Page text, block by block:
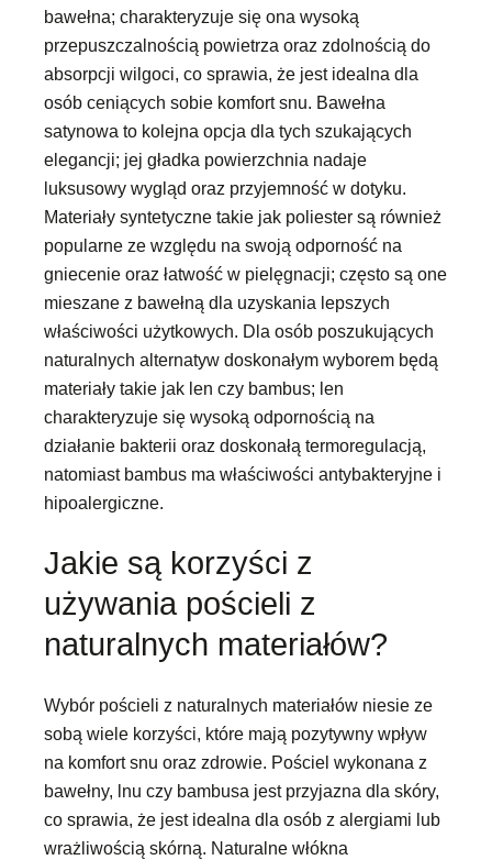
bawełna; charakteryzuje się ona wysoką
przepuszczalnością powietrza oraz zdolnością do
absorpcji wilgoci, co sprawia, że jest idealna dla
osób ceniących sobie komfort snu. Bawełna
satynowa to kolejna opcja dla tych szukających
elegancji; jej gładka powierzchnia nadaje
luksusowy wygląd oraz przyjemność w dotyku.
Materiały syntetyczne takie jak poliester są również
popularne ze względu na swoją odporność na
gniecenie oraz łatwość w pielęgnacji; często są one
mieszane z bawełną dla uzyskania lepszych
właściwości użytkowych. Dla osób poszukujących
naturalnych alternatyw doskonałym wyborem będą
materiały takie jak len czy bambus; len
charakteryzuje się wysoką odpornością na
działanie bakterii oraz doskonałą termoregulacją,
natomiast bambus ma właściwości antybakteryjne i
hipoalergiczne.
Jakie są korzyści z
używania pościeli z
naturalnych materiałów?
Wybór pościeli z naturalnych materiałów niesie ze
sobą wiele korzyści, które mają pozytywny wpływ
na komfort snu oraz zdrowie. Pościel wykonana z
bawełny, lnu czy bambusa jest przyjazna dla skóry,
co sprawia, że jest idealna dla osób z alergiami lub
wrażliwością skórną. Naturalne włókna